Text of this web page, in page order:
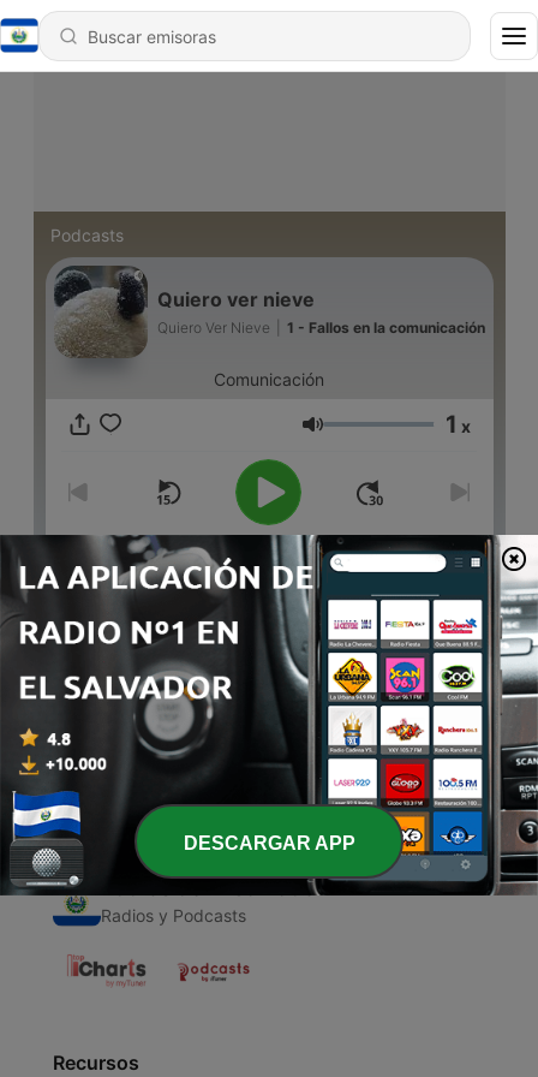
Podcasts
Quiero ver nieve
Quiero Ver Nieve 1 - Fallos en la comunicación
Comunicación
Volumen 1 x
00:00
Episodios
1 - Fallos en la comunicación
11 abr. 2020
Radios de El Salvador
Radios y Podcasts
Recursos
DESCARGAR APP